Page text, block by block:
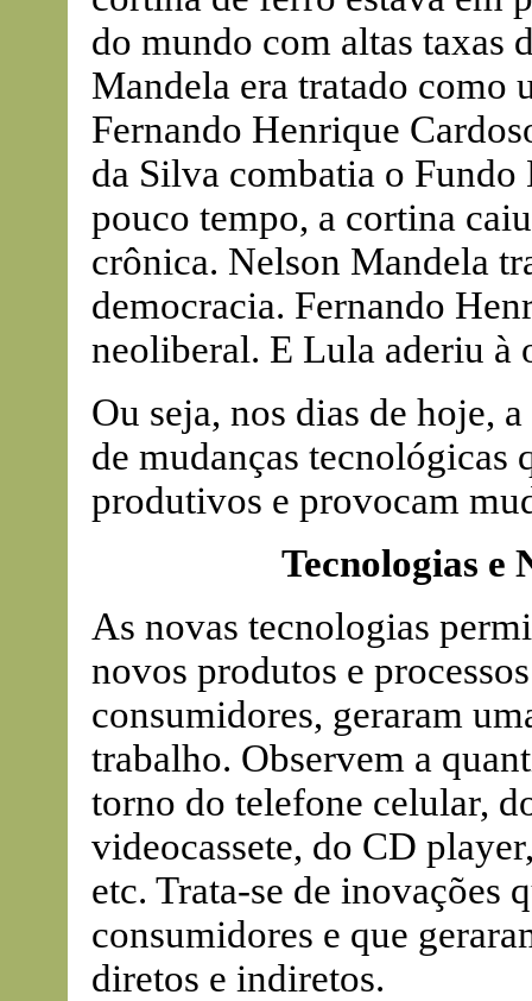
do mundo com altas taxas
Mandela era tratado como
Fernando Henrique
da Silva combatia o
pouco tempo, a cortina
crônica. Nelson Mandela
democracia. Fernando
neoliberal. E Lula aderiu à
Ou seja, nos dias de hoje,
de mudanças tecnológicas
produtivos e provocam
Tecnologias e
As novas tecnologias
novos produtos e
consumidores, geraram
trabalho. Observem a
torno do telefone celular,
videocassete, do CD
etc. Trata-se de inovações
consumidores e que
diretos e indiretos.